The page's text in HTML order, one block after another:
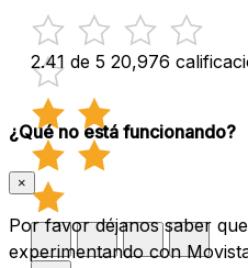
2.41 de 5 20,976
¿Qué no está funcionando?
×
Por favor déjanos saber
experimentando con